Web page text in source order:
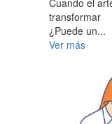
transformar
¿Puede un...
Ver más